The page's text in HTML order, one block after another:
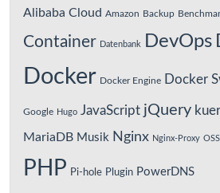
Alibaba Cloud Amazon Backup
Container Datenbank DevOps
Docker Docker Engine Docker
Google Hugo JavaScript jQuery
MariaDB Musik Nginx Nginx-Proxy OSS
PHP Pi-hole Plugin PowerDNS